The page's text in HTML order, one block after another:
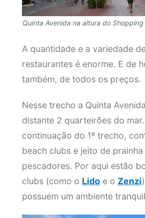
Quinta Avenida na altura do
A quantidade e a variedade
restaurantes é enorme. E de
também, de todos os preços.
Nesse trecho a Quinta
distante 2 quarteirões do
continuação do 1º trecho,
beach clubs e jeito de prainha
pescadores. Por aqui estão
clubs (como o Lidoe o Zenzi
possuem um ambiente